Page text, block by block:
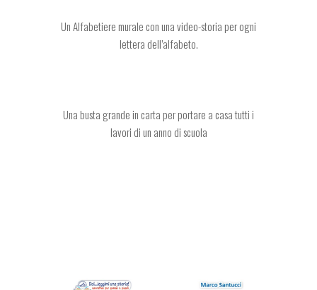
Un Alfabetiere murale con una video-storia per ogni
lettera dell’alfabeto.
Una busta grande in carta per portare a casa tutti i
lavori di un anno di scuola